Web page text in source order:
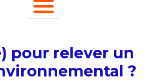
pour relever un
?